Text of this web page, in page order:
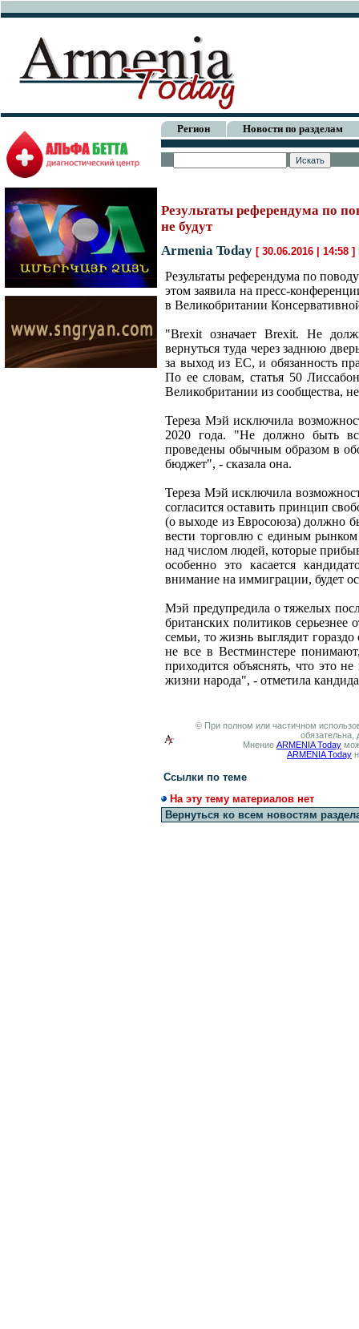
Регион Новости по разделам
Результаты референдума по
не будут
Armenia Today [ 30.06.2016 | 14:58 ]
Результаты референдума по
этом заявила на пресс-
в Великобритании
"Brexit означает Brexit. Не
вернуться туда через заднюю
за выход из ЕС, и обязанность
По ее словам, статья 50
Великобритании из сообщества,
Тереза Мэй исключила
2020 года. "Не должно быть
проведены обычным образом в
бюджет", - сказала она.
Тереза Мэй исключила
согласится оставить принцип
(о выходе из Евросоюза) должно
вести торговлю с единым
над числом людей, которые
особенно это касается
внимание на иммиграции, будет
Мэй предупредила о тяжелых
британских политиков
семьи, то жизнь выглядит
не все в Вестминстере
приходится объяснять, что это
жизни народа", - отметила
© При полном или частичном
обязательна,
Мнение ARMENIA Today
ARMENIA Today
Ссылки по теме
На эту тему материалов нет
Вернуться ко всем новостям